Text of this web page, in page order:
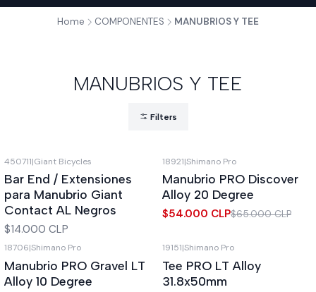
Home COMPONENTES MANUBRIOS Y TEE
MANUBRIOS Y TEE
Filters
450711|Giant Bicycles
Bar End / Extensiones
para Manubrio Giant
Contact AL Negros
$14.000 CLP
-17%OFF
18921|Shimano Pro
Manubrio PRO Discover
Alloy 20 Degree
$54.000 CLP$65.000 CLP
-18%
18706|Shimano Pro
Manubrio PRO Gravel LT
Alloy 10 Degree
-17%
19151|Shimano Pro
Tee PRO LT Alloy
31.8x50mm